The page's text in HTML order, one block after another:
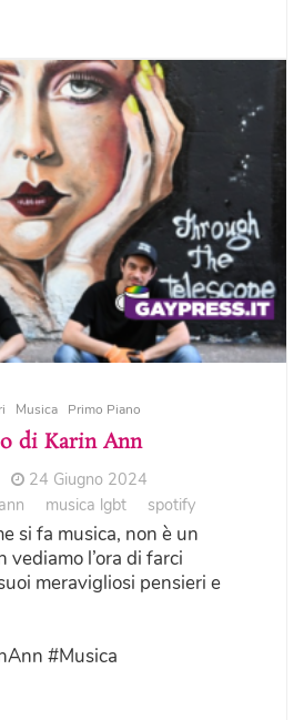
Musica Primo Piano
di Karin Ann
24 Giugno 2024
musica lgbt spotify
si fa musica, non è un
vediamo l’ora di farci
meravigliosi pensieri e
#Musica